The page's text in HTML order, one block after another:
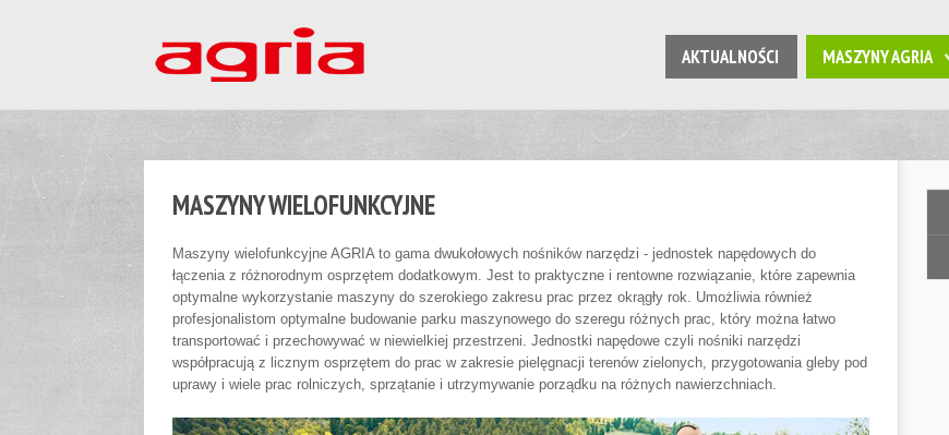
AKTUALNOŚCI MASZYNY AGRIA
MASZYNY WIELOFUNKCYJNE
Maszyny wielofunkcyjne AGRIA to gama dwukołowych nośników narzędzi - jednostek napędowych do
łączenia z różnorodnym osprzętem dodatkowym. Jest to praktyczne i rentowne rozwiązanie, które zapewnia
optymalne wykorzystanie maszyny do szerokiego zakresu prac przez okrągły rok. Umożliwia również
profesjonalistom optymalne budowanie parku maszynowego do szeregu różnych prac, który można łatwo
transportować i przechowywać w niewielkiej przestrzeni. Jednostki napędowe czyli nośniki narzędzi
współpracują z licznym osprzętem do prac w zakresie pielęgnacji terenów zielonych, przygotowania gleby pod
uprawy i wiele prac rolniczych, sprzątanie i utrzymywanie porządku na różnych nawierzchniach.